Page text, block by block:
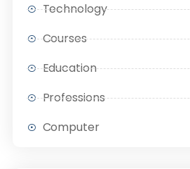
Technology
Courses
Education
Professions
Computer